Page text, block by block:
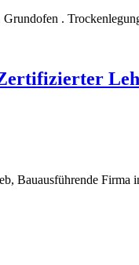
.
Bauausführende Firma